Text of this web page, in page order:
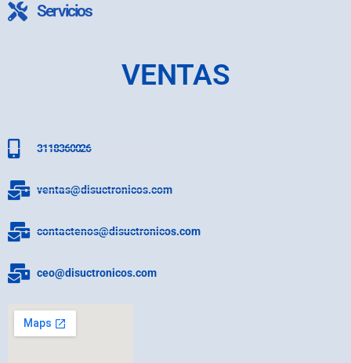
Servicios
VENTAS
3118360026
ventas@disuctronicos.com
contactenos@disuctronicos.com
ceo@disuctronicos.com